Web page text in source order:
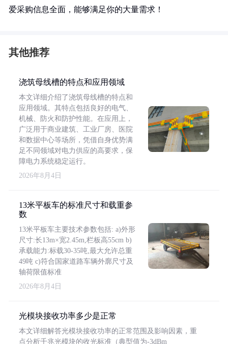
爱采购信息全面，能够满足你的大量需求！
其他推荐
浇筑母线槽的特点和应用领域
本文详细介绍了浇筑母线槽的特点和
应用领域。其特点包括良好的电气、
机械、防火和防护性能。在应用上，
广泛用于商业建筑、工业厂房、医院
和数据中心等场所，凭借自身优势满
足不同领域对电力供应的高要求，保
障电力系统稳定运行。
2026年8月4日
13米平板车的标准尺寸和载重参
数
13米平板车主要技术参数包括: a)外形
尺寸:长13m×宽2.45m,栏板高55cm b)
承载能力:标载30-35吨,最大允许总重
49吨 c)符合国家道路车辆外廓尺寸及
轴荷限值标准
2026年8月4日
光模块接收功率多少是正常
本文详细解答光模块接收功率的正常范围及影响因素，重
点分析千兆光模块的收光标准（典型值为-3dBm